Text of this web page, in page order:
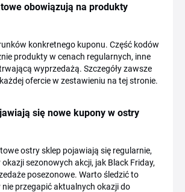
obowiązują na produkty
konkretnego kuponu. Część kodów
produkty w cenach regularnych, inne
wyprzedażą. Szczegóły zawsze
ofercie w zestawieniu na tej stronie.
się nowe kupony w ostry
ostry sklep pojawiają się regularnie,
sezonowych akcji, jak Black Friday,
posezonowe. Warto śledzić to
nie przegapić aktualnych okazji do